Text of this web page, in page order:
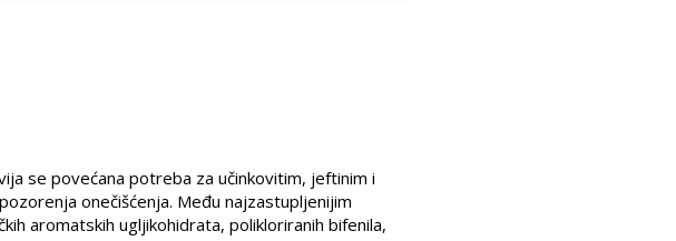
se povećana potreba za učinkovitim, jeftinim i
onečišćenja. Među najzastupljenijim
aromatskih ugljikohidrata, polikloriranih bifenila,